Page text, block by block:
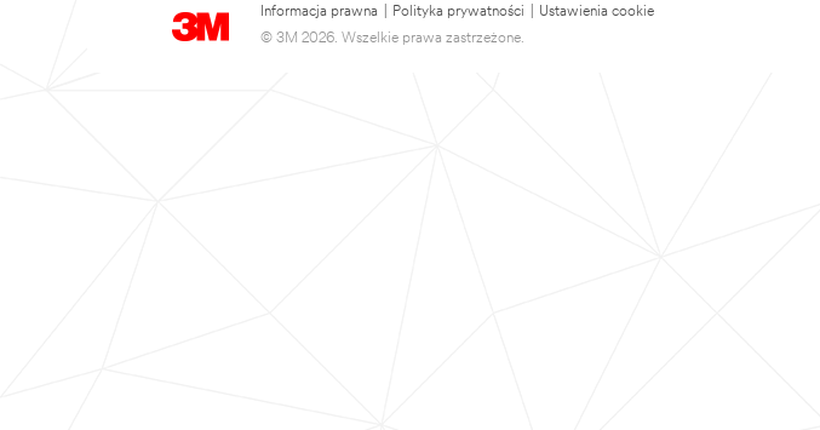
Informacja prawna Polityka prywatności
Ustawienia cookie
© 3M 2026. Wszelkie prawa zastrzeżone.